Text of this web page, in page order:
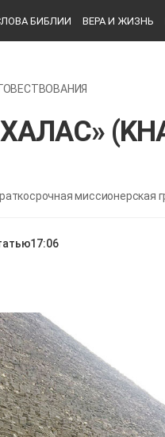
БИБЛИИ ВЕРА И ЖИЗНЬ
миссионерская
17:06